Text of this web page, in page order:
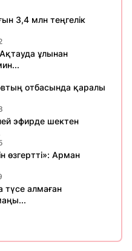
3,4 млн теңгелік
ұлынан
отбасында қаралы
эфирде шектен
өзгертті»: Арман
түсе алмаған